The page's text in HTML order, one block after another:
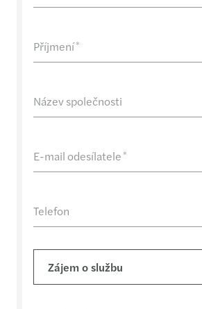
Příjmení *
Název společnosti
E-mail odesílatele *
Telefon